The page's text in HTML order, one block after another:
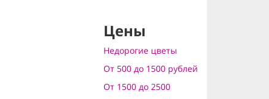
Цены
Недорогие цветы
От 500 до 1500 рублей
От 1500 до 2500